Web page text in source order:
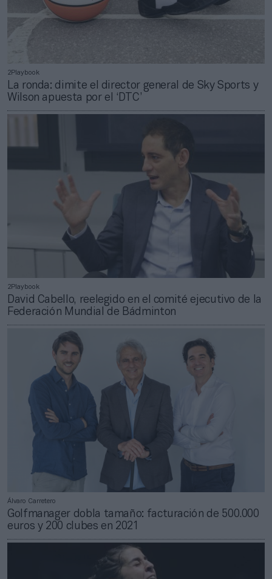
2Playbook
La ronda: dimite el director general de Sky Sports y
Wilson apuesta por el ‘DTC’
2Playbook
David Cabello, reelegido en el comité ejecutivo de la
Federación Mundial de Bádminton
Álvaro Carretero
Golfmanager dobla tamaño: facturación de 500.000
euros y 200 clubes en 2021